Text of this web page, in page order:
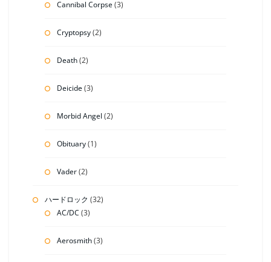
Cannibal Corpse(3)
Cryptopsy(2)
Death(2)
Deicide(3)
Morbid Angel (2)
Obituary(1)
Vader(2)
ハードロック (32)
AC/DC (3)
Aerosmith(3)